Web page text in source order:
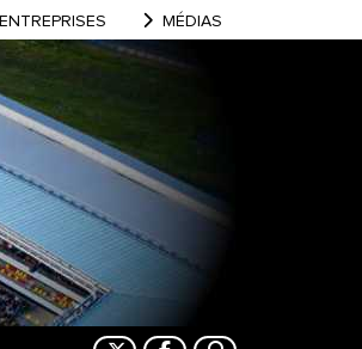
ENTREPRISES MÉDIAS